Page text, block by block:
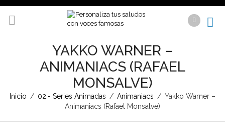
YAKKO WARNER –
ANIMANIACS (RAFAEL
MONSALVE)
Inicio / 02.- Series Animadas / Animaniacs / Yakko Warner –
Animaniacs (Rafael Monsalve)